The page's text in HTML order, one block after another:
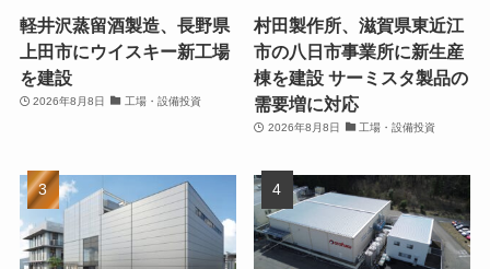
軽井沢蒸留酒製造、長野県
上田市にウイスキー新工場
を建設
2026年8月8日 工場・設備投資
村田製作所、滋賀県東近江
市の八日市事業所に新生産
棟を建設 サーミスタ製品の
需要増に対応
2026年8月8日 工場・設備投資